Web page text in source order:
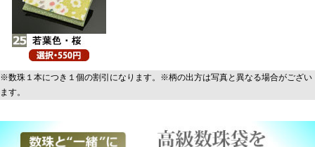
※数珠１本につき１個の割引になります。※柄の出方は写真と異なる場合がござい
ます。